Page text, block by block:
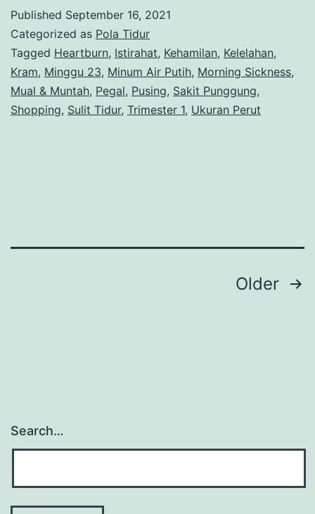
Hamil,
Bun?
Baca
Ini
Published September 16, 2021
Categorized as Pola Tidur
Tagged Heartburn, Istirahat, Kehamilan, Kelelahan,
Kram, Minggu 23, Minum Air Putih, Morning Sickness,
Mual & Muntah, Pegal, Pusing, Sakit Punggung,
Shopping, Sulit Tidur, Trimester 1, Ukuran Perut
Older
Search…